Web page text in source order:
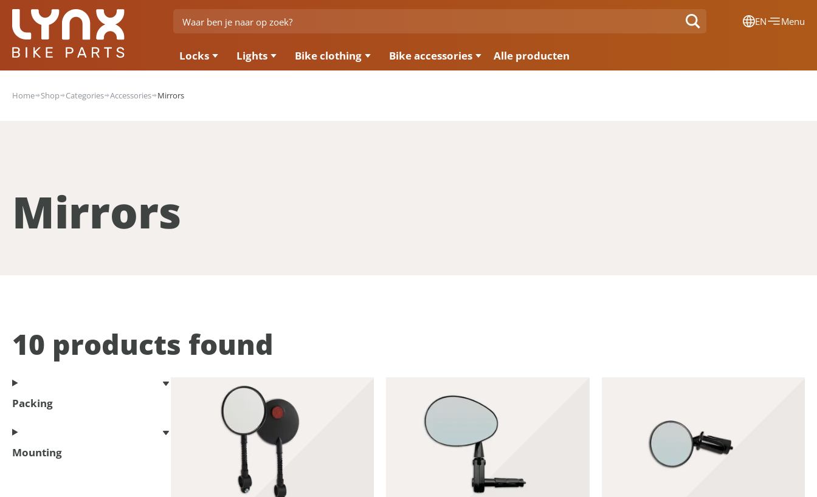
EN Menu
Locks Lights Bike clothing Bike accessories Alle producten
Home Shop Categories Accessories Mirrors
Mirrors
10 products found
Packing
Mounting